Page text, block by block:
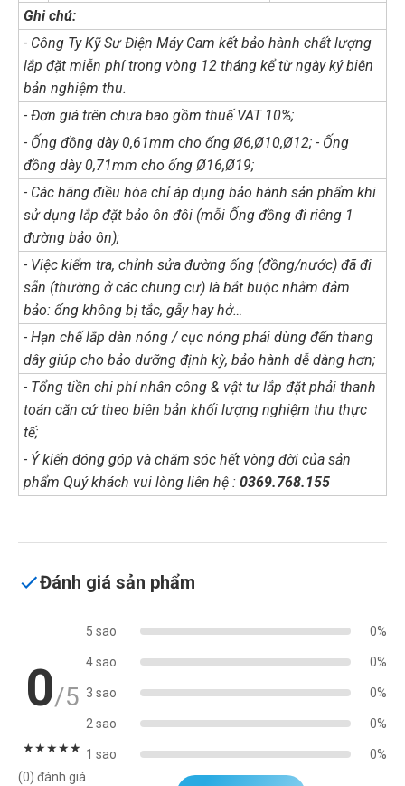
Ghi chú:
- Công Ty Kỹ Sư Điện Máy Cam kết bảo hành chất lượng
lắp đặt miễn phí trong vòng 12 tháng kể từ ngày ký biên
bản nghiệm thu.
- Đơn giá trên chưa bao gồm thuế VAT 10%;
- Ống đồng dày 0,61mm cho ống Ø6,Ø10,Ø12; - Ống
đồng dày 0,71mm cho ống Ø16,Ø19;
- Các hãng điều hòa chỉ áp dụng bảo hành sản phẩm khi
sử dụng lắp đặt bảo ôn đôi (mỗi Ống đồng đi riêng 1
đường bảo ôn);
- Việc kiểm tra, chỉnh sửa đường ống (đồng/nước) đã đi
sẵn (thường ở các chung cư) là bắt buộc nhằm đảm
bảo: ống không bị tắc, gẫy hay hở…
- Hạn chế lắp dàn nóng / cục nóng phải dùng đến thang
dây giúp cho bảo dưỡng định kỳ, bảo hành dễ dàng hơn;
- Tổng tiền chi phí nhân công & vật tư lắp đặt phải thanh
toán căn cứ theo biên bản khối lượng nghiệm thu thực
tế;
- Ý kiến đóng góp và chăm sóc hết vòng đời của sản
phẩm Quý khách vui lòng liên hệ : 0369.768.155
Đánh giá sản phẩm
0/5
★★★★★
(0) đánh giá
5 sao 0%
4 sao 0%
3 sao 0%
2 sao 0%
1 sao 0%